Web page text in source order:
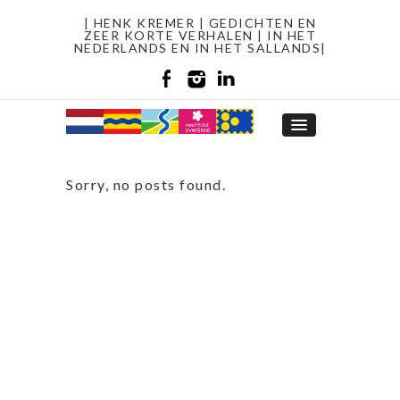
| HENK KREMER | GEDICHTEN EN
ZEER KORTE VERHALEN | IN HET
NEDERLANDS EN IN HET SALLANDS|
Sorry, no posts found.